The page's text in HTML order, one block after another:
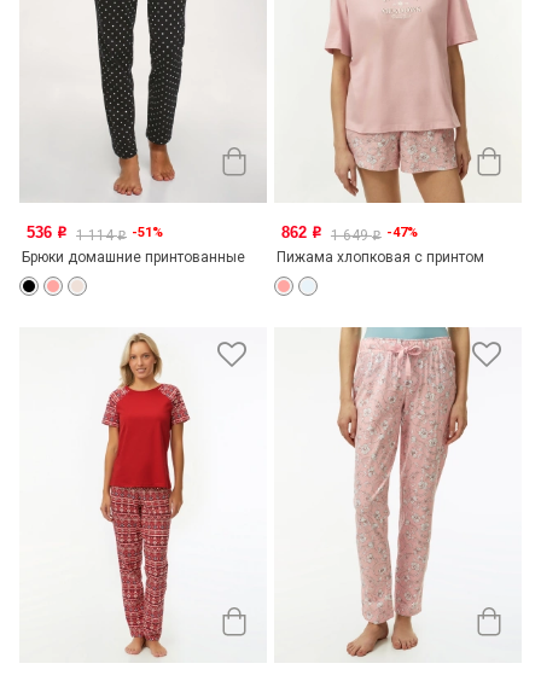
536 o 1 114o -51%
Брюки домашние принтованные
862 o 1 649o -47%
Пижама хлопковая с принтом